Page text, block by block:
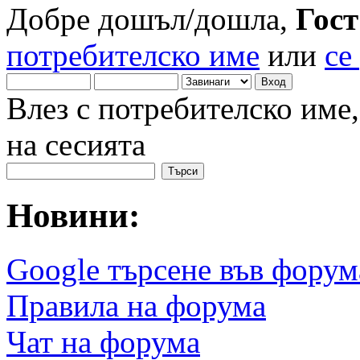
Добре дошъл/дошла, Гост
потребителско име или
Влез с потребителско
на сесията
Новини:
Google търсене във
Правила на форума
Чат на форума